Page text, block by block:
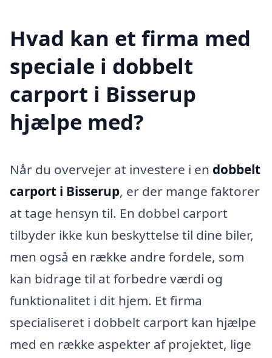
Hvad kan et firma med
speciale i dobbelt
carport i Bisserup
hjælpe med?
Når du overvejer at investere i en dobbelt
carport i Bisserup, er der mange faktorer
at tage hensyn til. En dobbel carport
tilbyder ikke kun beskyttelse til dine biler,
men også en række andre fordele, som
kan bidrage til at forbedre værdi og
funktionalitet i dit hjem. Et firma
specialiseret i dobbelt carport kan hjælpe
med en række aspekter af projektet, lige